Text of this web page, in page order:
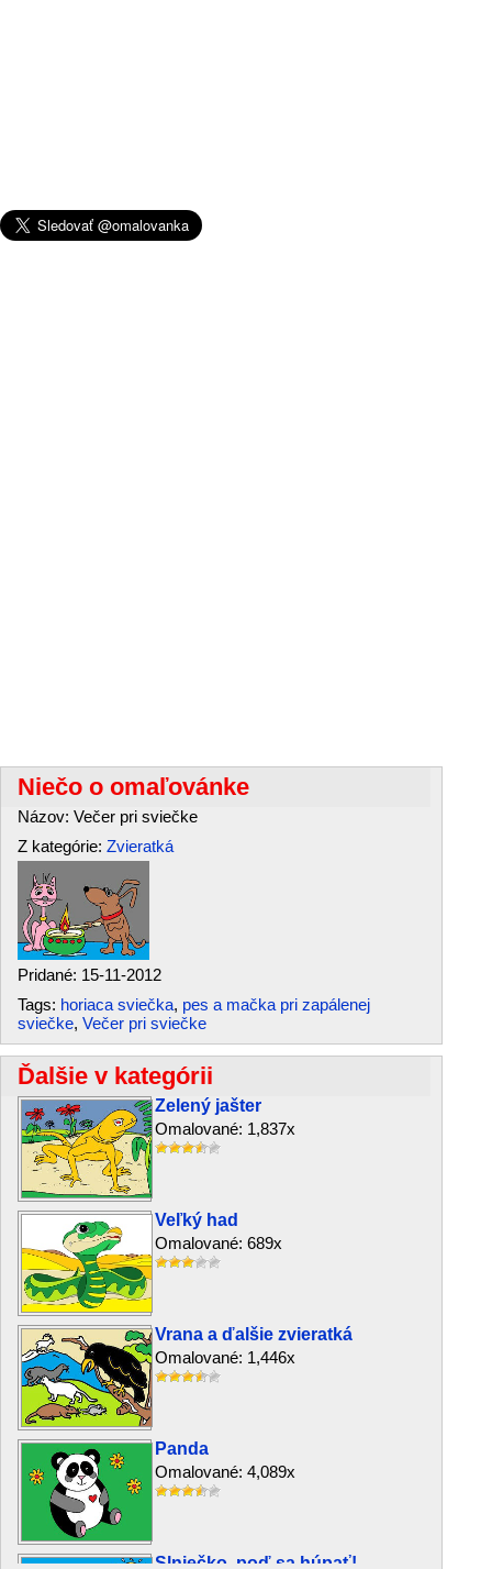
Niečo o omaľovánke
Názov: Večer pri sviečke
Z kategórie: Zvieratká
Pridané: 15-11-2012
Tags: horiaca sviečka, pes a mačka pri zapálenej
sviečke, Večer pri sviečke
Ďalšie v kategórii
Zelený jašter
Omalované: 1,837x
Veľký had
Omalované: 689x
Vrana a ďalšie zvieratká
Omalované: 1,446x
Panda
Omalované: 4,089x
Slniečko, poď sa húpať!